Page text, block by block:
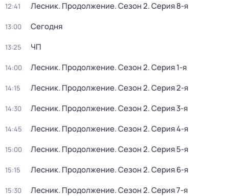
12:41 Лесник. Продолжение. Сезон 2. Серия 8-я
13:00 Сегодня
13:25 ЧП
14:00 Лесник. Продолжение. Сезон 2. Серия 1-я
14:15 Лесник. Продолжение. Сезон 2. Серия 2-я
14:30 Лесник. Продолжение. Сезон 2. Серия 3-я
14:45 Лесник. Продолжение. Сезон 2. Серия 4-я
15:00 Лесник. Продолжение. Сезон 2. Серия 5-я
15:15 Лесник. Продолжение. Сезон 2. Серия 6-я
15:30 Лесник. Продолжение. Сезон 2. Серия 7-я